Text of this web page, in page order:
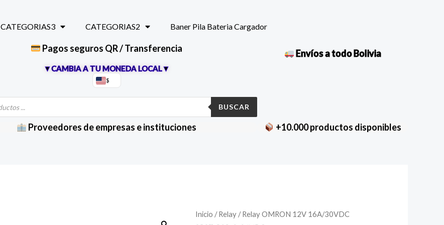
CATEGORIAS3 CATEGORIAS2 Baner Pila Bateria Cargador
Pagos seguros QR / Transferencia Envíos a todo Bolivia
▼CAMBIA A TU MONEDA LOCAL▼
$
BUSCAR
Proveedores de empresas e instituciones +10.000 productos disponibles
Inicio /Relay / Relay OMRON 12V 16A/30VDC
Relay